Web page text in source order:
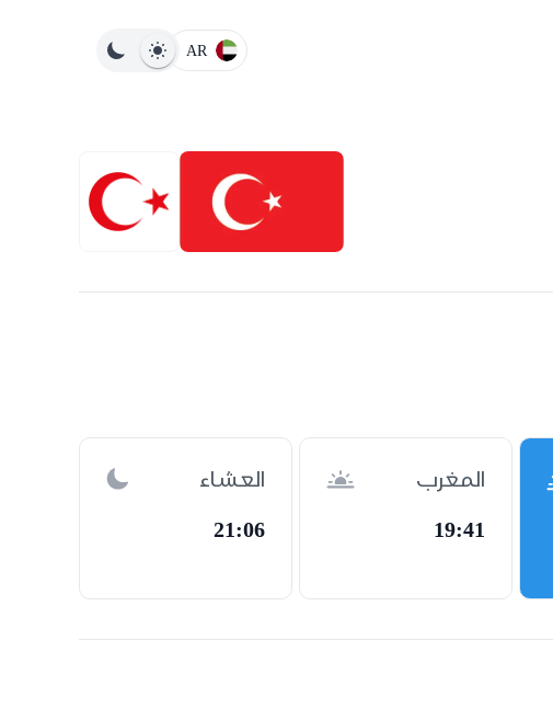
AR
المغرب
19:41
العشاء
21:06